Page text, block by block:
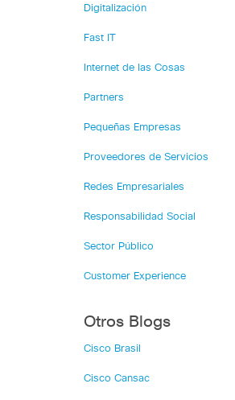
Digitalización
Fast IT
Internet de las Cosas
Partners
Pequeñas Empresas
Proveedores de Servicios
Redes Empresariales
Responsabilidad Social
Sector Público
Customer Experience
Otros Blogs
Cisco Brasil
Cisco Cansac